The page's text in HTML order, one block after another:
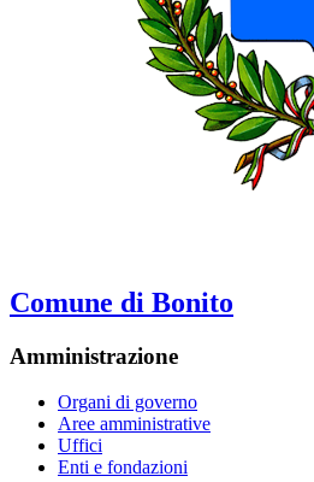
Comune di Bonito
Amministrazione
Organi di governo
Aree amministrative
Uffici
Enti e fondazioni